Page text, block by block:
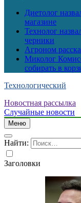
Диетолог
магазине
Технолог
черники
Агроном
Миколог
собирать в
Технологический
Новостная рассылка
Случайные новости
Меню
Найти:
Заголовки